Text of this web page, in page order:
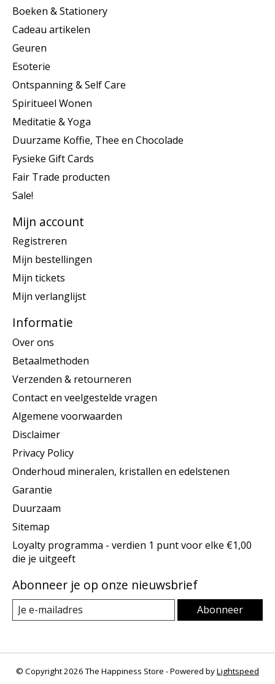
Boeken & Stationery
Cadeau artikelen
Geuren
Esoterie
Ontspanning & Self Care
Spiritueel Wonen
Meditatie & Yoga
Duurzame Koffie, Thee en Chocolade
Fysieke Gift Cards
Fair Trade producten
Sale!
Mijn account
Registreren
Mijn bestellingen
Mijn tickets
Mijn verlanglijst
Informatie
Over ons
Betaalmethoden
Verzenden & retourneren
Contact en veelgestelde vragen
Algemene voorwaarden
Disclaimer
Privacy Policy
Onderhoud mineralen, kristallen en edelstenen
Garantie
Duurzaam
Sitemap
Loyalty programma - verdien 1 punt voor elke €1,00
die je uitgeeft
Abonneer je op onze nieuwsbrief
Abonneer
© Copyright 2026 The Happiness Store - Powered byLightspeed